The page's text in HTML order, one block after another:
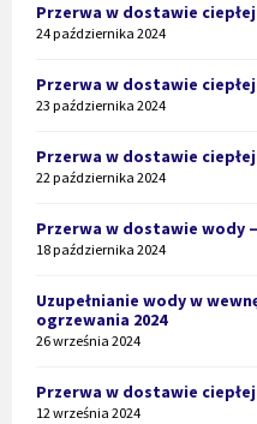
Przerwa w dostawie ciepłej
24 października 2024
Przerwa w dostawie ciepłej
23 października 2024
Przerwa w dostawie ciepłej
22 października 2024
Przerwa w dostawie wody –
18 października 2024
Uzupełnianie wody w
ogrzewania 2024
26 września 2024
Przerwa w dostawie ciepłej
12 września 2024